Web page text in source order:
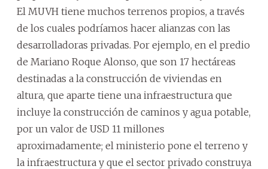
El MUVH tiene muchos terrenos propios, a través
de los cuales podríamos hacer alianzas con las
desarrolladoras privadas. Por ejemplo, en el predio
de Mariano Roque Alonso, que son 17 hectáreas
destinadas a la construcción de viviendas en
altura, que aparte tiene una infraestructura que
incluye la construcción de caminos y agua potable,
por un valor de USD 11 millones
aproximadamente; el ministerio pone el terreno y
la infraestructura y que el sector privado construya